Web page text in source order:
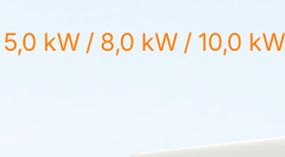
5,0 kW / 8,0 kW / 10,0